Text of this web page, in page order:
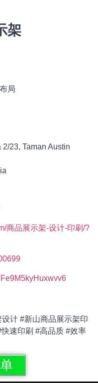
架
局
23, Taman Austin
商品展示架-设计-印刷/?
设计 #新山商品展示架印
快速印刷 #高品质 #效率